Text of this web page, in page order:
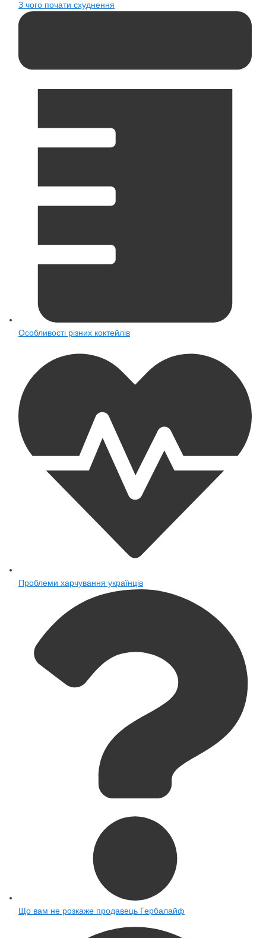
З чого почати схуднення
Особливості різних коктейлів
Проблеми харчування українців
Що вам не розкаже продавець Гербалайф